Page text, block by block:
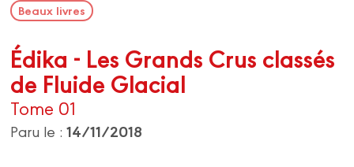
Beaux livres
Édika - Les Grands Crus classés
de Fluide Glacial
Tome 01
Paru le :14/11/2018